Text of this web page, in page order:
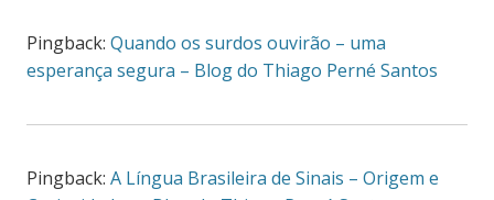
Pingback: Quando os surdos ouvirão – uma
esperança segura – Blog do Thiago Perné Santos
Pingback: A Língua Brasileira de Sinais – Origem e